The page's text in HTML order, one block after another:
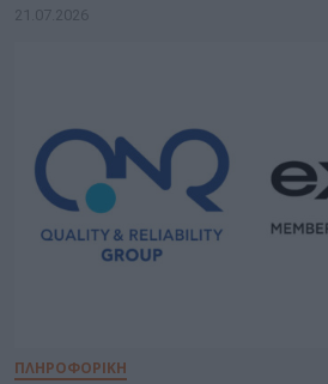
21.07.2026
ΠΛΗΡΟΦΟΡΙΚΗ